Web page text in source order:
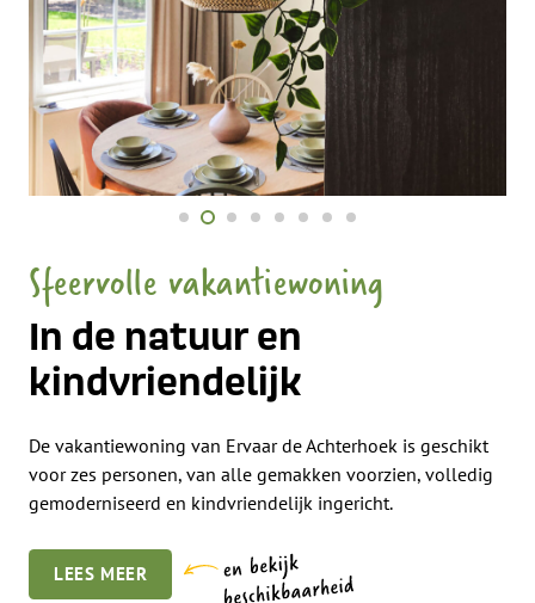
Sfeervolle vakantiewoning
In de natuur en
kindvriendelijk
De vakantiewoning van Ervaar de Achterhoek is geschikt
voor zes personen, van alle gemakken voorzien, volledig
gemoderniseerd en kindvriendelijk ingericht.
LEES MEER